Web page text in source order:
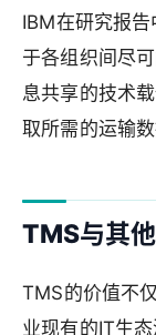
IBM在研究报
于各组织间尽
息共享的技术
取所需的运输数
TMS与其
TMS的价值不
业现有的IT生